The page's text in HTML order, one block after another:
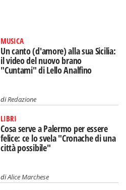
MUSICA
Un canto (d'amore) alla sua Sicilia:
il video del nuovo brano
"Cuntami" di Lello Analfino
diRedazione
LIBRI
Cosa serve a Palermo per essere
felice: ce lo svela "Cronache di una
città possibile"
diAlice Marchese